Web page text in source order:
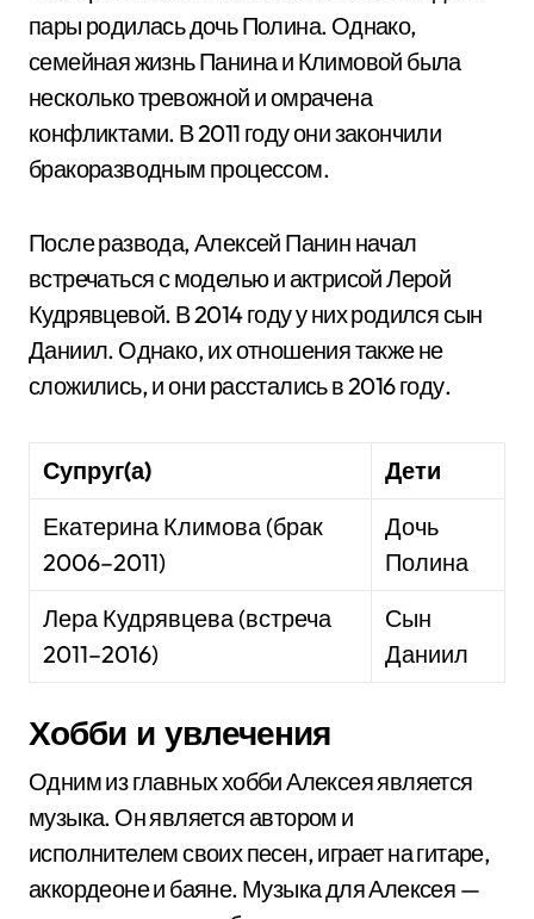
пары родилась дочь Полина. Однако,
семейная жизнь Панина и Климовой была
несколько тревожной и омрачена
конфликтами. В 2011 году они закончили
бракоразводным процессом.
После развода, Алексей Панин начал
встречаться с моделью и актрисой Лерой
Кудрявцевой. В 2014 году у них родился сын
Даниил. Однако, их отношения также не
сложились, и они расстались в 2016 году.
Супруг(а)
Дети
Екатерина Климова (брак
2006–2011)
Дочь
Полина
Лера Кудрявцева (встреча
2011–2016)
Сын
Даниил
Хобби и увлечения
Одним из главных хобби Алексея является
музыка. Он является автором и
исполнителем своих песен, играет на гитаре,
аккордеоне и баяне. Музыка для Алексея —